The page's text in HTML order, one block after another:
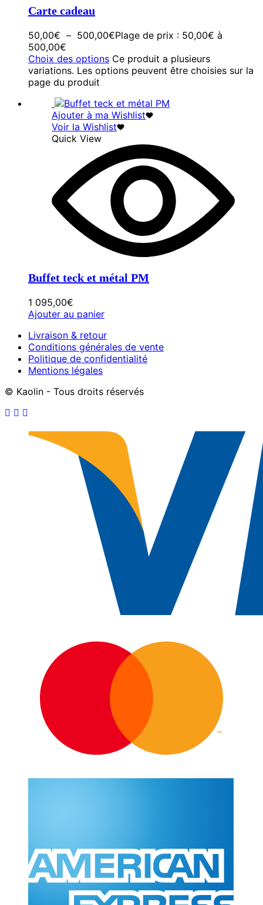
Carte cadeau
50,00€ – 500,00€Plage de prix : 50,00€ à
500,00€
Choix des options Ce produit a plusieurs
variations. Les options peuvent être choisies sur la
page du produit
Ajouter à ma Wishlist
Voir la Wishlist
Quick View
Buffet teck et métal PM
1 095,00€
Ajouter au panier
Livraison & retour
Conditions générales de vente
Politique de confidentialité
Mentions légales
© Kaolin - Tous droits réservés